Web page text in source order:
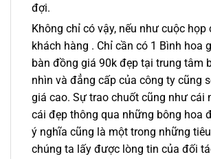
đợi.
Không chỉ có vậy, nếu như cuộc họp
khách hàng . Chỉ cần có 1 Bình hoa
bàn đồng giá 90k đẹp tại trung tâm
nhìn và đẳng cấp của công ty cũng
giá cao. Sự trao chuốt cũng như cái
cái đẹp thông qua những bông hoa
ý nghĩa cũng là một trong những
chúng ta lấy được lòng tin của đối